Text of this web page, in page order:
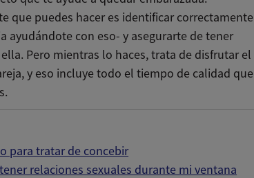
que puedes hacer es identificar correctamente
ayudándote con eso- y asegurarte de tener
Pero mientras lo haces, trata de disfrutar el
y eso incluye todo el tiempo de calidad que
para tratar de concebir
relaciones sexuales durante mi ventana